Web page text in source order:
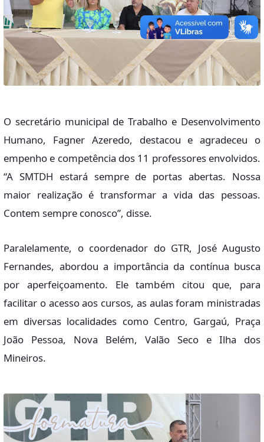
O secretário municipal de Trabalho e Desenvolvimento
Humano, Fagner Azeredo, destacou e agradeceu o
empenho e competência dos 11 professores envolvidos.
“A SMTDH estará sempre de portas abertas. Nossa
maior realização é transformar a vida das pessoas.
Contem sempre conosco”, disse.
Paralelamente, o coordenador do GTR, José Augusto
Fernandes, abordou a importância da contínua busca
por aperfeiçoamento. Ele também citou que, para
facilitar o acesso aos cursos, as aulas foram ministradas
em diversas localidades como Centro, Gargaú, Praça
João Pessoa, Nova Belém, Valão Seco e Ilha dos
Mineiros.